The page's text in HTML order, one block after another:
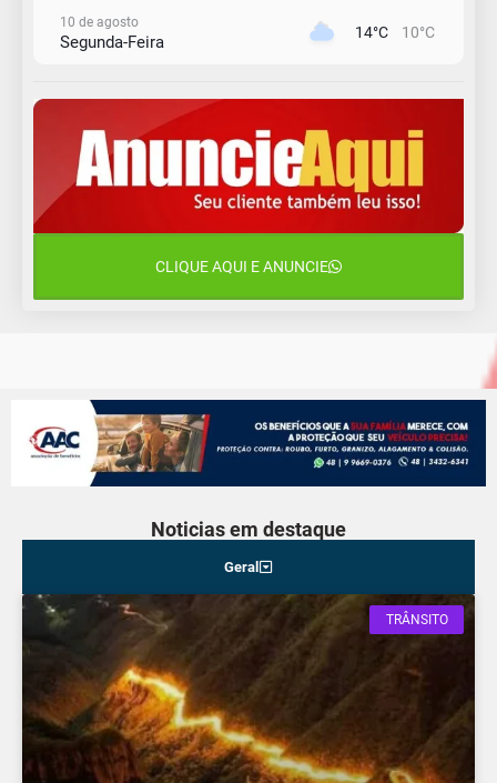
10 de agosto
Segunda-Feira 14°C 10°C
Terça-Feira
12 de agosto
Quarta-Feira
CLIQUE AQUI E ANUNCIE
Noticias em destaque
Geral
TRÂNSITO